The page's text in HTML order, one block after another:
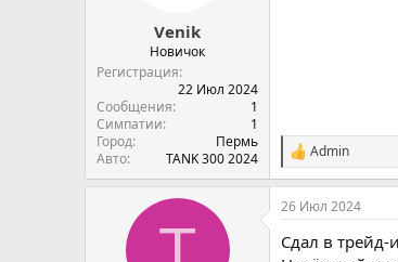
Venik
Новичок
Регистрация
22 Июл 2024
Сообщения
1
Симпатии
1
Город
Пермь
Авто
TANK 300 2024
С
и
м
п
т
Admin
26 Июл 2024
Сдал в трейд-